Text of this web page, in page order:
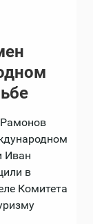
Иван
в
Комитета